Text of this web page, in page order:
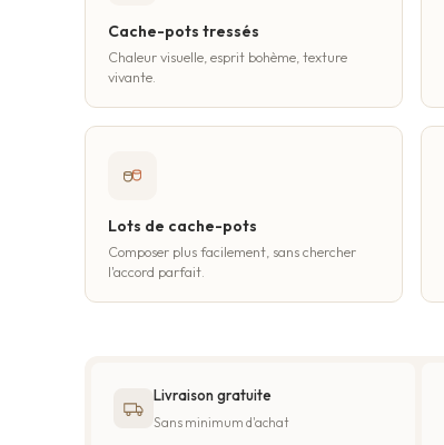
Cache-pots tressés
Chaleur visuelle, esprit bohème, texture
vivante.
Lots de cache-pots
Composer plus facilement, sans chercher
l'accord parfait.
Livraison gratuite
Sans minimum d'achat